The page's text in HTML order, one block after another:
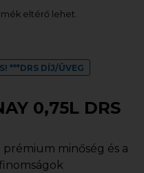
eltérő lehet.
***DRS DÍJ/ÜVEG
0,75L DRS
minőség és a